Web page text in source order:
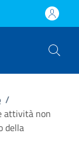
/
attività non
della